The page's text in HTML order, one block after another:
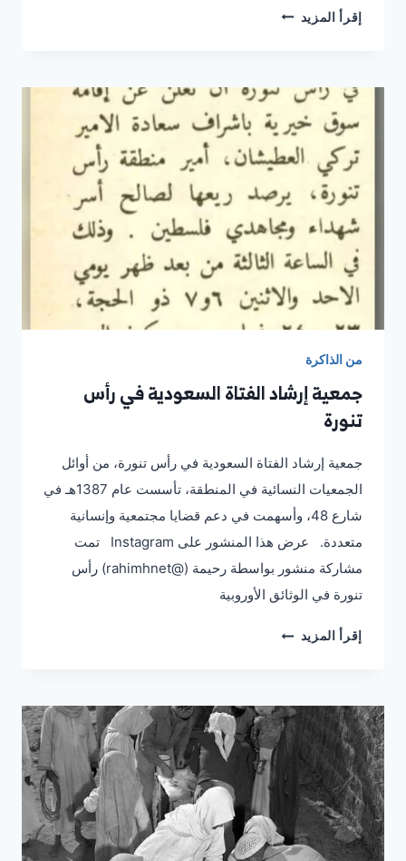
إقرأ المزيد مدرسة
من الذاكرة
جمعية إرشاد الفتاة السعودية في رأس
تنورة
‏جمعية إرشاد الفتاة السعودية في رأس تنورة، من أوائل
الجمعيات النسائية في المنطقة، تأسست عام 1387هـ في
شارع 48، وأسهمت في دعم قضايا مجتمعية وإنسانية
متعددة. عرض هذا المنشور على Instagram ‏‎تمت
مشاركة منشور بواسطة ‏‎رحيمة‎‏ (@‏‎rahimhnet‎‏)‎‏ رأس
تنورة في الوثائق الأوروبية
إقرأ المزيد جمعية
في
رأس
تنورة